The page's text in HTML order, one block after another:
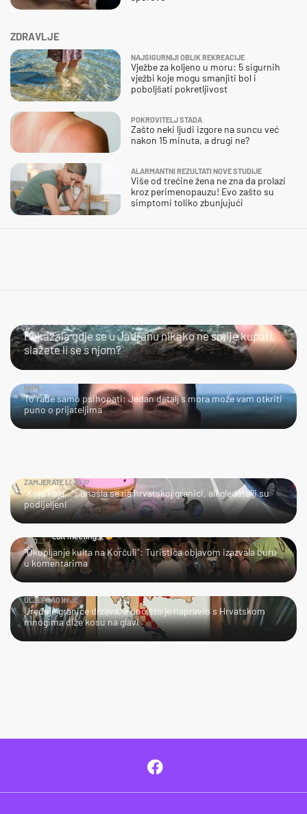
ZDRAVLJE
NAJSIGURNIJI OBLIK REKREACIJE
Vježbe za koljeno u moru: 5 sigurnih
vježbi koje mogu smanjiti bol i
poboljšati pokretljivost
POKROVITELJ STADA
Zašto neki ljudi izgore na suncu već
nakon 15 minuta, a drugi ne?
ALARMANTNI REZULTATI NOVE STUDIJE
Više od trećine žena ne zna da prolazi
kroz perimenopauzu! Evo zašto su
simptomi toliko zbunjujući
SLIJEDITE LI OVU PREPORUKU?
Pokazala gdje se u Jadranu nikako ne smije kupati,
slažete li se s njom?
HMM…
To rade samo psihopati: Jedan detalj s mora može vam otkriti
puno o prijateljima
ZAMJERATE LI JOJ?
"Koja kuja…": Snašla se na hrvatskoj granici, ali gledatelji su
podijeljeni
JAO…
"Okupljanje kulta na Korčuli": Turistica objavom izazvala buru
u komentarima
ULJEPŠAO IH JE
Uređuje granice država, a ono što je napravio s Hrvatskom
mnogima diže kosu na glavi